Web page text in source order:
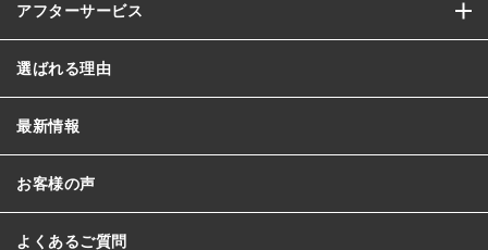
アフターサービス
選ばれる理由
最新情報
お客様の声
よくあるご質問